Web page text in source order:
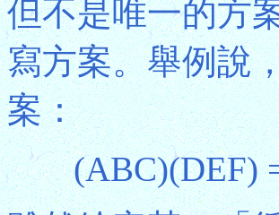
但不是唯一的方
寫方案。舉例說
案：